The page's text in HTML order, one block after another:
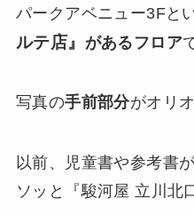
パークアベニュー3Fと
ルテ店』 があるフロア
写真の手前部分がオリ
以前、児童書や参考書
ソッと『駿河屋 立川北